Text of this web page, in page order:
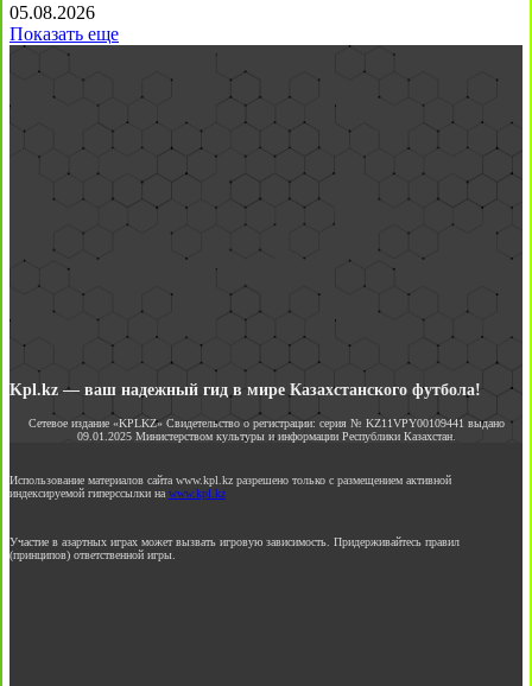
05.08.2026
Показать еще
Kpl.kz — ваш надежный гид в мире Казахстанского футбола!
Сетевое издание «KPLKZ» Свидетельство о регистрации: серия № KZ11VPY00109441 выдано
09.01.2025 Министерством культуры и информации Республики Казахстан.
Использование материалов сайта www.kpl.kz разрешено только с размещением активной
индексируемой гиперссылки на www.kpl.kz
Участие в азартных играх может вызвать игровую зависимость. Придерживайтесь правил
(принципов) ответственной игры.